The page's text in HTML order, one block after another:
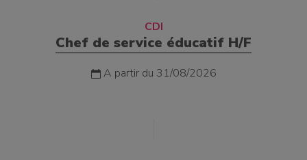
CDI
Chef de service éducatif H/F
A partir du 31/08/2026